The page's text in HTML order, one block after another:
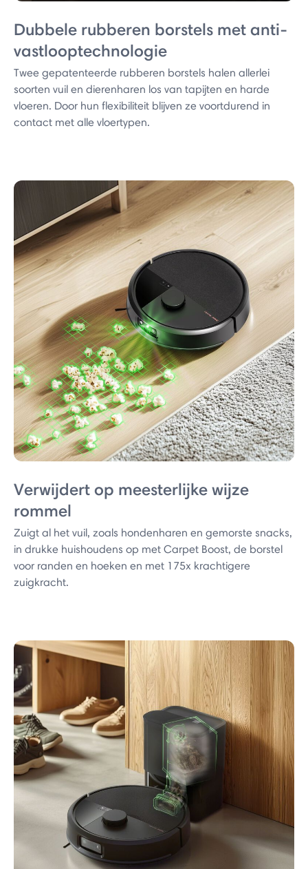
Dubbele rubberen borstels met anti-
vastlooptechnologie
Twee gepatenteerde rubberen borstels halen allerlei
soorten vuil en dierenharen los van tapijten en harde
vloeren. Door hun flexibiliteit blijven ze voortdurend in
contact met alle vloertypen.
Verwijdert op meesterlijke wijze
rommel
Zuigt al het vuil, zoals hondenharen en gemorste snacks,
in drukke huishoudens op met Carpet Boost, de borstel
voor randen en hoeken en met 175x krachtigere
zuigkracht.